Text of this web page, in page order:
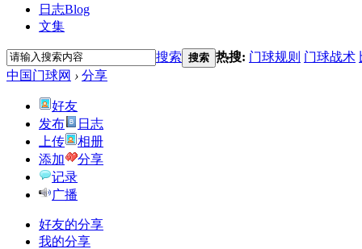
日志Blog
文集
搜索 搜索 热搜: 门球规则 门球战术
中国门球网 › 分享
好友
发布
日志
上传
相册
添加
分享
记录
广播
好友的分享
我的分享